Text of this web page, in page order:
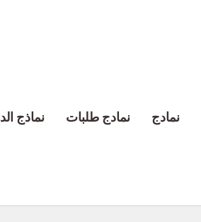
نمادج نمادج طلبات نماذج